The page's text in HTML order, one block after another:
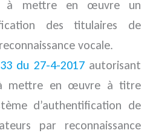
à mettre en œuvre un
des titulaires de
vocale.
du 27-4-2017autorisant
mettre en œuvre à titre
d’authentification de
par reconnaissance